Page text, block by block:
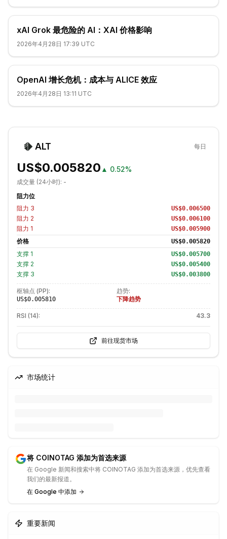
xAI Grok 最危险的 AI：XAI 价格影响
2026年4月28日 17:39 UTC
OpenAI 增长危机：成本与 ALICE 效应
2026年4月28日 13:11 UTC
ALT 每日
US$0.005820 ▲ 0.52%
成交量 (24小时): -
阻力位
阻力 3 US$0.006500
阻力 2 US$0.006100
阻力 1 US$0.005900
价格 US$0.005820
支撑 1 US$0.005700
支撑 2 US$0.005400
支撑 3 US$0.003800
枢轴点 (PP):
US$0.005810
趋势:
下降趋势
RSI (14): 43.3
前往现货市场
市场统计
将 COINOTAG 添加为首选来源
在 Google 新闻和搜索中将 COINOTAG 添加为首选来源，优先查看
我们的最新报道。
在 Google 中添加
重要新闻